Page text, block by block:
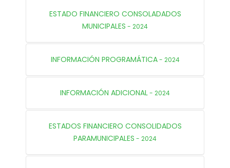
ESTADO FINANCIERO CONSOLADADOS
MUNICIPALES - 2024
INFORMACIÓN PROGRAMÁTICA - 2024
INFORMACIÓN ADICIONAL- 2024
ESTADOS FINANCIERO CONSOLIDADOS
PARAMUNICIPALES - 2024